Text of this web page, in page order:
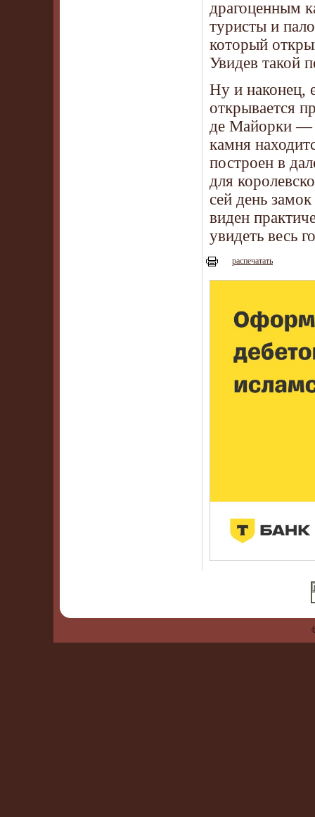
драгоценным
туристы и
который
Увидев такой
Ну и наконец,
открывается
де Майорки —
камня
построен в
для
сей день
виден
увидеть весь
распечатать